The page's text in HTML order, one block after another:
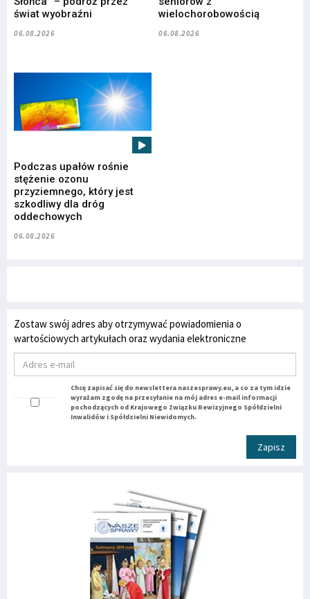
świat wyobraźni
06.08.2026
wielochorobowością
06.08.2026
Podczas upałów rośnie
stężenie ozonu
przyziemnego, który jest
szkodliwy dla dróg
oddechowych
06.08.2026
Zostaw swój adres aby otrzymywać powiadomienia o
wartościowych artykułach oraz wydania elektroniczne
Chcę zapisać się do newslettera naszesprawy.eu, a co za tym idzie
wyrażam zgodę na przesyłanie na mój adres e-mail informacji
pochodzących od Krajowego Związku Rewizyjnego Spółdzielni
Inwalidów i Spółdzielni Niewidomych.
Zapisz